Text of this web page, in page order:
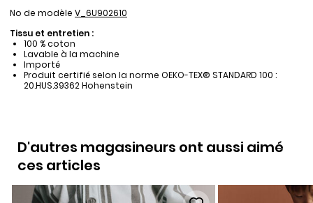
No de modèle V_6U902610
Tissu et entretien :
100 % coton
Lavable à la machine
Importé
Produit certifié selon la norme OEKO-TEX® STANDARD 100 :
20.HUS.39362 Hohenstein
D'autres magasineurs ont aussi aimé
ces articles